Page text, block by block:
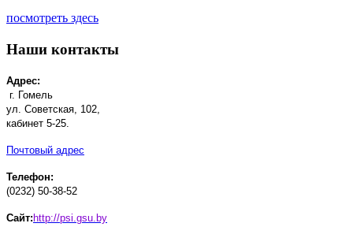
посмотреть здесь
Наши контакты
Адрес:
г. Гомель
ул. Советская, 102,
кабинет 5-25.
Почтовый адрес
Телефон:
(0232) 50-38-52
Сайт: http://psi.gsu.by